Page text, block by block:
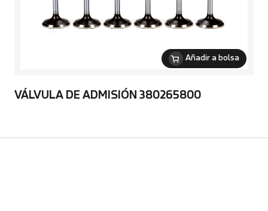
Añadir a bolsa
VÁLVULA DE ADMISIÓN 380265800